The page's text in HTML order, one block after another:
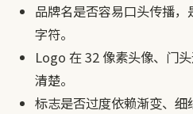
品牌名是否容易口头传播
字符。
Logo 在 32 像素头像、门
清楚。
标志是否过度依赖渐变、细